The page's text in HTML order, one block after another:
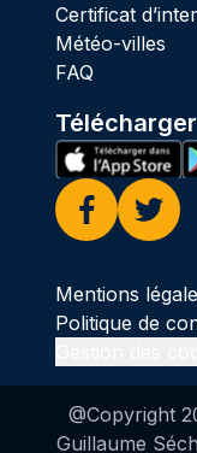
Certificat
Météo-villes
FAQ
Facebook
Twitter
Mentions
Politique de
@Copyright
Guillaume